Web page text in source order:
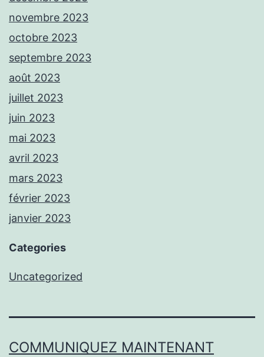
novembre 2023
octobre 2023
septembre 2023
août 2023
juillet 2023
juin 2023
mai 2023
avril 2023
mars 2023
février 2023
janvier 2023
Categories
Uncategorized
COMMUNIQUEZ MAINTENANT